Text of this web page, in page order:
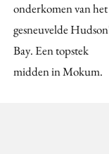
onderkomen van het
gesneuvelde
Bay. Een topstek
midden in Mokum.